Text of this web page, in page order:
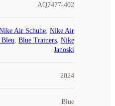
AQ7477-402
Air Schuhe, Nike Air
, Blue Trainers, Nike
Janoski
2024
Blue